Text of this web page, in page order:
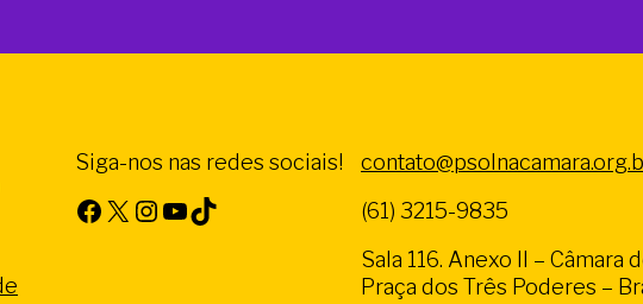
Siga-nos nas redes sociais!
Facebook X Instagram Youtube TikTok
(61) 3215-9835
Sala 116. Anexo II – Câmara
Praça dos Três Poderes –